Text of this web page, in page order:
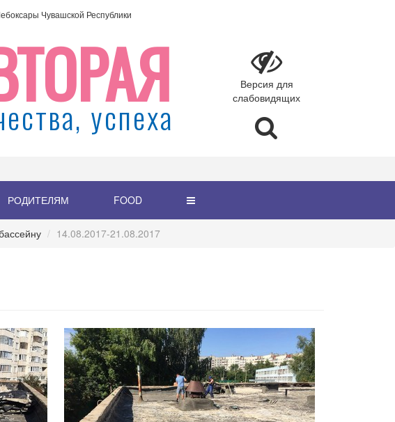
Чувашской Республики
успеха
Версия для
слабовидящих
РОДИТЕЛЯМ FOOD
14.08.2017-21.08.2017